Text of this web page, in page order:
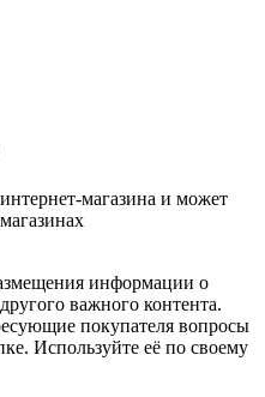
магазина и может
информации о
важного контента.
покупателя вопросы
Используйте её по своему